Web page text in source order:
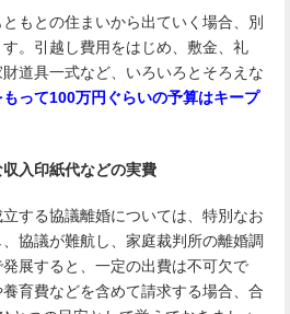
もとの住まいから出ていく場合、別
。引越し費用をはじめ、敷金、礼
道具一式など、いろいろとそろえな
って100万円ぐらいの予算はキープ
入印紙代などの実費
する協議離婚については、特別なお
協議が難航し、家庭裁判所の離婚調
展すると、一定の出費は不可欠で
育費などを含めて請求する場合、合